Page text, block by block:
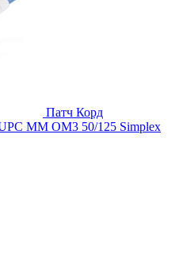
Патч Корд
MM OM3 50/125 Simplex